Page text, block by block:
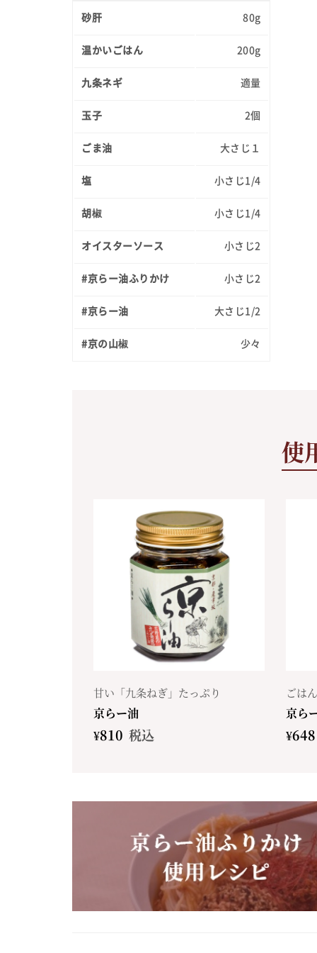
砂肝 80g
温かいごはん 200g
九条ネギ 適量
玉子 2個
ごま油 大さじ１
塩 小さじ1/4
胡椒 小さじ1/4
オイスターソース 小さじ2
#京らー油ふりかけ 小さじ2
#京らー油 大さじ1/2
#京の山椒 少々
使
甘い「九条ねぎ」たっぷり
京らー油
¥810 税込
ごは
京ら
¥648